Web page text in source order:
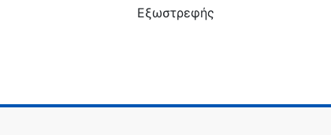
Εξωστρεφής